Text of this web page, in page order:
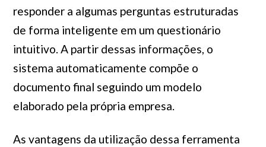
responder a algumas perguntas estruturadas
de forma inteligente em um questionário
intuitivo. A partir dessas informações, o
sistema automaticamente compõe o
documento final seguindo um modelo
elaborado pela própria empresa.
As vantagens da utilização dessa ferramenta